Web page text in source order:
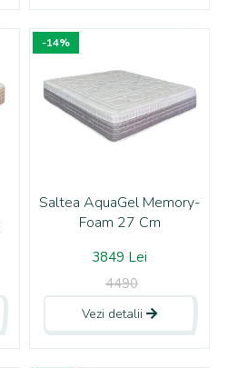
-14%
Saltea AquaGel Memory-
Foam 27 Cm
3849 Lei
4490
Vezi detalii